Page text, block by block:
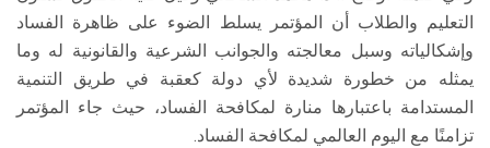
التعليم والطلاب أن المؤتمر يسلط الضوء على ظاهرة الفساد
وإشكالياته وسبل معالجته والجوانب الشرعية والقانونية له وما
يمثله من خطورة شديدة لأي دولة كعقبة في طريق التنمية
المستدامة باعتبارها منارة لمكافحة الفساد، حيث جاء المؤتمر
تزامنًا مع اليوم العالمي لمكافحة الفساد.